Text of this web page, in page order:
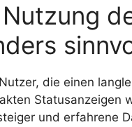
die einen
Statusanzeigen
und erfahrene